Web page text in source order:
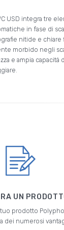
USD integra tre
in fase di
nitide e chiare
morbido negli
e ampia capacità
UN
tuo prodotto
dei numerosi